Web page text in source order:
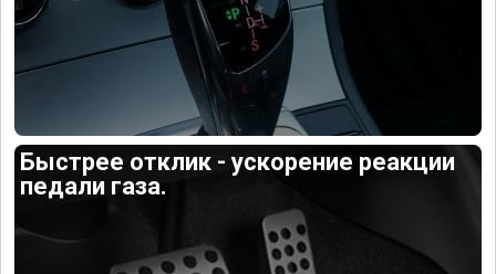
Быстрее отклик - ускорение реакции
педали газа.